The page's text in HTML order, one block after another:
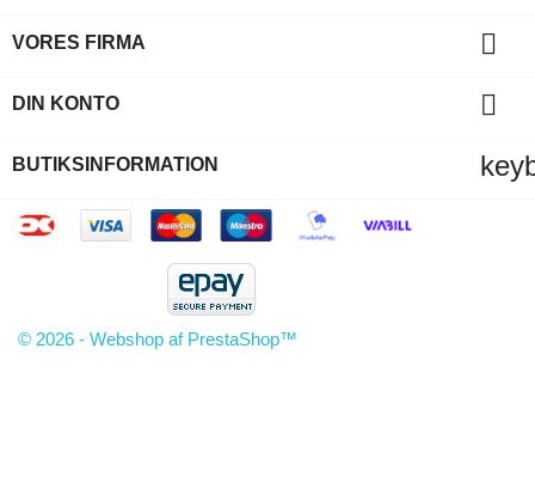
VORES FIRMA 
DIN KONTO 
BUTIKSINFORMATION
© 2026 - Webshop af PrestaShop™